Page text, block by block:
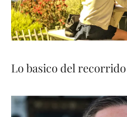
Lo basico del recorrido